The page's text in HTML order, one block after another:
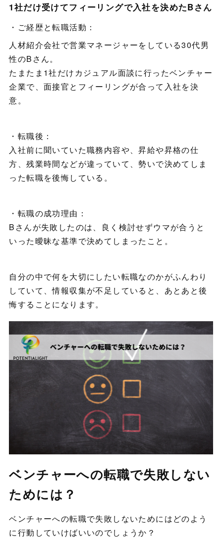
1社だけ受けてフィーリングで入社を決めたBさん
・ご経歴と転職活動：
人材紹介会社で営業マネージャーをしている30代男
性のBさん。
たまたま1社だけカジュアル面談に行ったベンチャー
企業で、面接官とフィーリングが合って入社を決
意。
・転職後：
入社前に聞いていた職務内容や、昇給や昇格の仕
方、残業時間などが違っていて、勢いで決めてしま
った転職を後悔している。
・転職の成功理由：
Bさんが失敗したのは、良く検討せずウマが合うと
いった曖昧な基準で決めてしまったこと。
自分の中で何を大切にしたい転職なのかがふんわり
していて、情報収集が不足していると、あとあと後
悔することになります。
ベンチャーへの転職で失敗しない
ためには？
ベンチャーへの転職で失敗しないためにはどのよう
に行動していけばいいのでしょうか？